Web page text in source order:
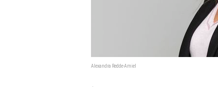
Alexandra Redde-Amiel